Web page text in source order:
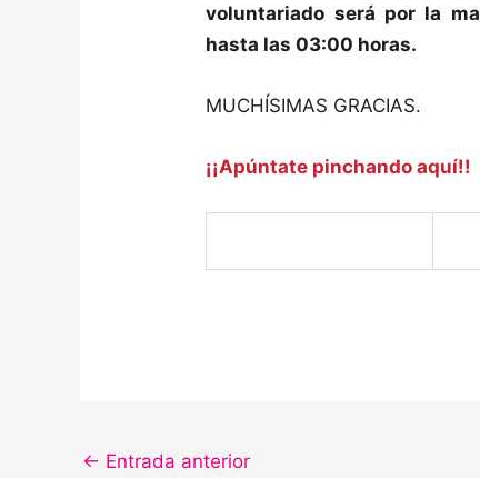
voluntariado será por la
hasta las 03:00 horas.
MUCHÍSIMAS GRACIAS.
¡¡Apúntate pinchando aquí!!
← Entrada anterior